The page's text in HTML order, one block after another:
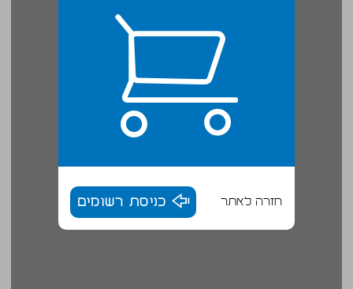
חזרה לאתר כניסת רשומים